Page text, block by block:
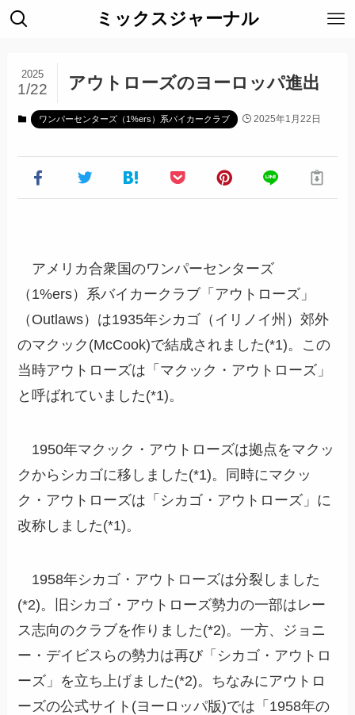
ミックスジャーナル
アウトローズのヨーロッパ進出
2025
1/22
ワンパーセンターズ（1%ers）系バイカークラブ 2025年1月22日
アメリカ合衆国のワンパーセンターズ
（1%ers）系バイカークラブ「アウトローズ」
（Outlaws）は1935年シカゴ（イリノイ州）郊外
のマクック(McCook)で結成されました(*1)。この
当時アウトローズは「マクック・アウトローズ」
と呼ばれていました(*1)。
1950年マクック・アウトローズは拠点をマクッ
クからシカゴに移しました(*1)。同時にマクッ
ク・アウトローズは「シカゴ・アウトローズ」に
改称しました(*1)。
1958年シカゴ・アウトローズは分裂しました
(*2)。旧シカゴ・アウトローズ勢力の一部はレー
ス志向のクラブを作りました(*2)。一方、ジョニ
ー・デイビスらの勢力は再び「シカゴ・アウトロ
ーズ」を立ち上げました(*2)。ちなみにアウトロ
ーズの公式サイト(ヨーロッパ版)では「1958年の